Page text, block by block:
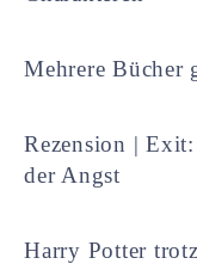
Mehrere Bücher
Rezension |
der Angst
Harry Potter